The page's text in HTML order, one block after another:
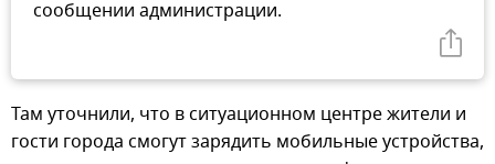
сообщении администрации.
Там уточнили, что в ситуационном центре жители и
гости города смогут зарядить мобильные устройства,